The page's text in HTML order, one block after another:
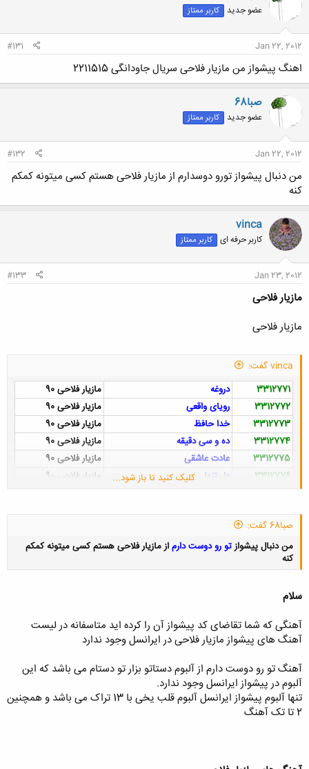
ه
عضو جدید کاربر ممتاز
Jan 22, 2012
#131
اهنگ پیشواز من مازیار فلاحی سریال جاودانگی 2211515
صبا68
عضو جدید کاربر ممتاز
Jan 22, 2012
#132
من دنبال پیشواز تورو دوسدارم از مازیار فلاحی هستم کسی میتونه کمکم
کنه
vinca
کاربر حرفه ای کاربر ممتاز
Jan 23, 2012
#133
مازیار فلاحی
مازیار فلاحی
vinca گفت:
3312771
دروغه
مازیار فلاحی 90
3312772
رویای واقعی
مازیار فلاحی 90
3312773
خدا حافظ
مازیار فلاحی 90
3312774
ده و سی دقیقه
مازیار فلاحی 90
3312775
عادت عاشقی
مازیار فلاحی 90
3312776
دل‌ تنها
مازیار فلاحی 90
3312779
3312780
طوقی
مازیار فلاحی 90
3312781
3312783
2211515
سریال جاودانگی
مازیار فلاحی
2211516
سریال جاودانگی.قطعه2
مازیار فلاحی
کلیک کنید تا باز شود...
صبا68 گفت:
من دنبال پیشوازتو رو دوست دارماز مازیار فلاحی هستم کسی میتونه کمکم
کنه
کلیک کنید تا باز شود...
سلام
آهنگی که شما تقاضای کد پیشواز آن را کرده اید متاسفانه در لیست
آهنگ های پیشواز مازیار فلاحی در ایرانسل وجود ندارد
آهنگ تو رو دوست دارم از آلبوم دستاتو بزار تو دستام می باشد که این
آلبوم در پیشواز ایرانسل وجود ندارد.
تنها آلبوم پیشواز ایرانسل آلبوم قلب یخی با 13 تراک می باشد و همچنین
2 تا تک آهنگ